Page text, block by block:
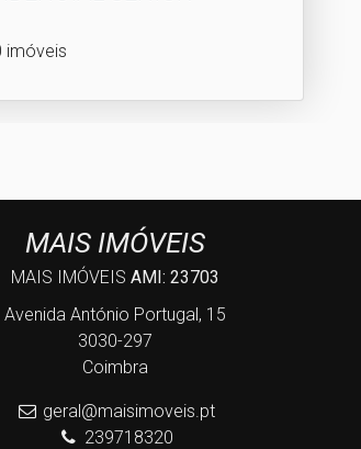
imóveis
MAIS IMÓVEIS
MAIS IMÓVEIS AMI: 23703
Avenida António Portugal, 15
3030-297
Coimbra
geral@maisimoveis.pt
239718320